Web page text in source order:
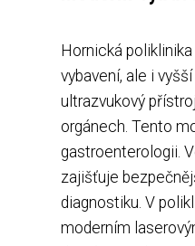
Hornická
vybavení, ale i
ultrazvukový
orgánech. Tento
gastroenterologii.
zajišťuje
diagnostiku. V
moderním